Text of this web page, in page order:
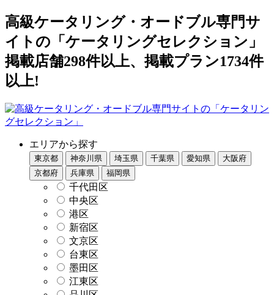
高級ケータリング・オードブル専門サ
イトの「ケータリングセレクション」
掲載店舗298件以上、掲載プラン1734件
以上!
エリアから探す
東京都 神奈川県 埼玉県 千葉県 愛知県
大阪府
京都府
兵庫県 福岡県
千代田区
中央区
港区
新宿区
文京区
台東区
墨田区
江東区